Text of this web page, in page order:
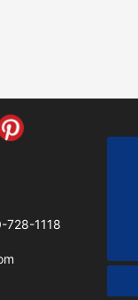
1118
728-1118